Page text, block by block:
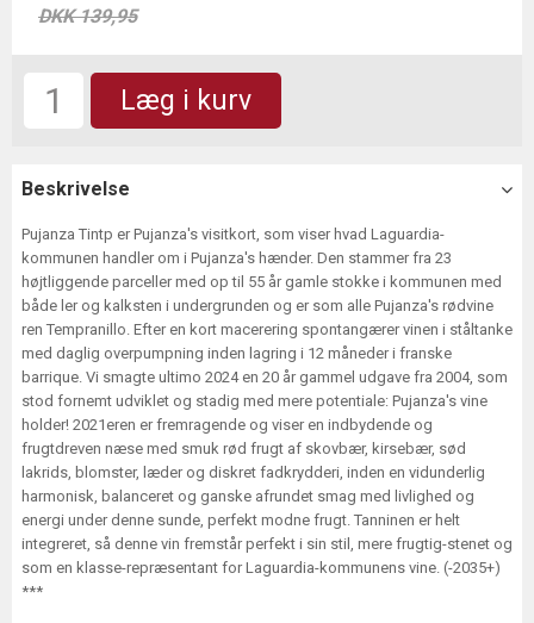
DKK 139,95
Læg i kurv
Beskrivelse
Pujanza Tintp er Pujanza's visitkort, som viser hvad Laguardia-
kommunen handler om i Pujanza's hænder. Den stammer fra 23
højtliggende parceller med op til 55 år gamle stokke i kommunen med
både ler og kalksten i undergrunden og er som alle Pujanza's rødvine
ren Tempranillo. Efter en kort macerering spontangærer vinen i ståltanke
med daglig overpumpning inden lagring i 12 måneder i franske
barrique. Vi smagte ultimo 2024 en 20 år gammel udgave fra 2004, som
stod fornemt udviklet og stadig med mere potentiale: Pujanza's vine
holder! 2021eren er fremragende og viser en indbydende og
frugtdreven næse med smuk rød frugt af skovbær, kirsebær, sød
lakrids, blomster, læder og diskret fadkrydderi, inden en vidunderlig
harmonisk, balanceret og ganske afrundet smag med livlighed og
energi under denne sunde, perfekt modne frugt. Tanninen er helt
integreret, så denne vin fremstår perfekt i sin stil, mere frugtig-stenet og
som en klasse-repræsentant for Laguardia-kommunens vine. (-2035+)
***